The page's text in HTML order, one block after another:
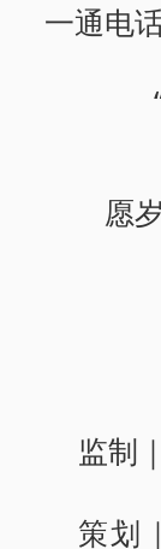
一通电
愿
监制
策划